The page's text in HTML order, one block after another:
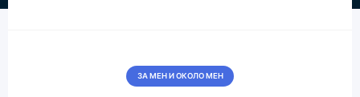
ЗА МЕН И ОКОЛО МЕН